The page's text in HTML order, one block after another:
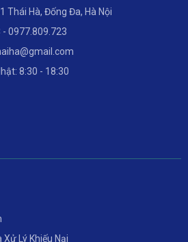
Thái Hà, Đống Đa, Hà Nội
0977.809.723
8:30 - 18:30
Lý Khiếu Nại